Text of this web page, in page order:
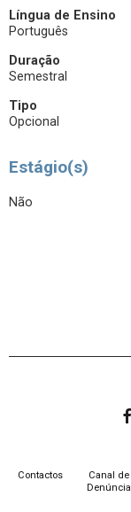
Língua de Ensino
Português
Duração
Semestral
Tipo
Opcional
Estágio(s)
Não
Contactos
Canal de
Denúncia